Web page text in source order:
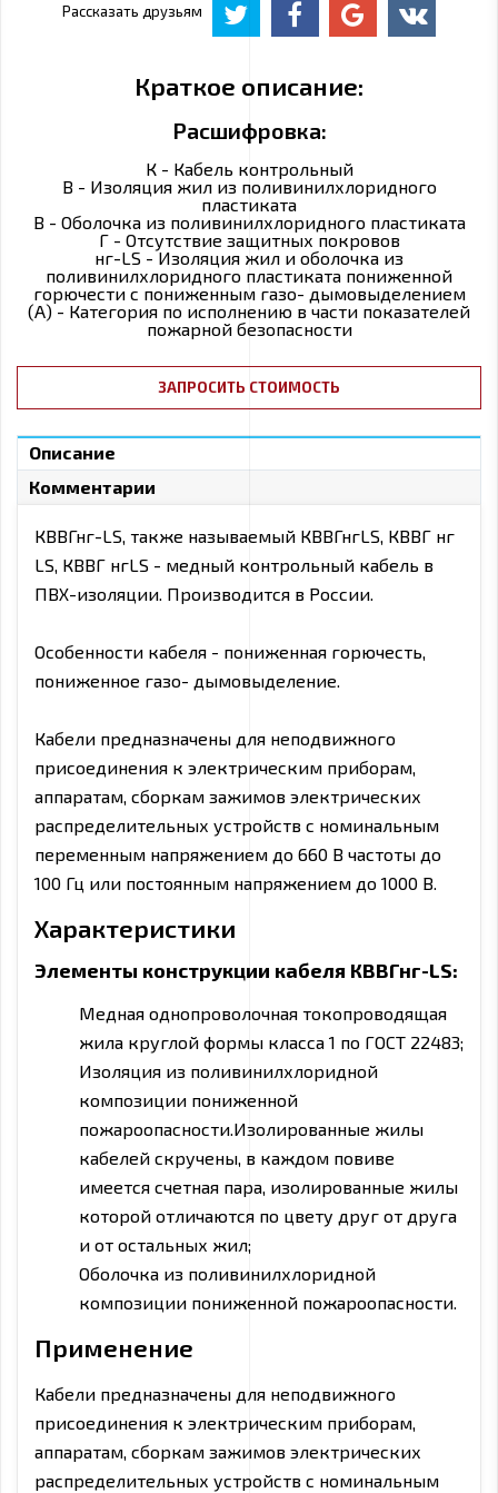
Рассказать друзьям
Краткое описание:
Расшифровка:
К - Кабель контрольный
В - Изоляция жил из поливинилхлоридного
пластиката
В - Оболочка из поливинилхлоридного пластиката
Г - Отсутствие защитных покровов
нг-LS - Изоляция жил и оболочка из
поливинилхлоридного пластиката пониженной
горючести с пониженным газо- дымовыделением
(А) - Категория по исполнению в части показателей
пожарной безопасности
ЗАПРОСИТЬ СТОИМОСТЬ
Описание
Комментарии
КВВГнг-LS, также называемый КВВГнгLS, КВВГ нг
LS, КВВГ нгLS - медный контрольный кабель в
ПВХ-изоляции. Производится в России.
Особенности кабеля - пониженная горючесть,
пониженное газо- дымовыделение.
Кабели предназначены для неподвижного
присоединения к электрическим приборам,
аппаратам, сборкам зажимов электрических
распределительных устройств с номинальным
переменным напряжением до 660 В частоты до
100 Гц или постоянным напряжением до 1000 В.
Характеристики
Элементы конструкции кабеля КВВГнг-LS:
Медная однопроволочная токопроводящая
жила круглой формы класса 1 по ГОСТ 22483;
Изоляция из поливинилхлоридной
композиции пониженной
пожароопасности.Изолированные жилы
кабелей скручены, в каждом повиве
имеется счетная пара, изолированные жилы
которой отличаются по цвету друг от друга
и от остальных жил;
Оболочка из поливинилхлоридной
композиции пониженной пожароопасности.
Применение
Кабели предназначены для неподвижного
присоединения к электрическим приборам,
аппаратам, сборкам зажимов электрических
распределительных устройств с номинальным